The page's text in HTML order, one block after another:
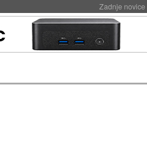
Zadnje novice